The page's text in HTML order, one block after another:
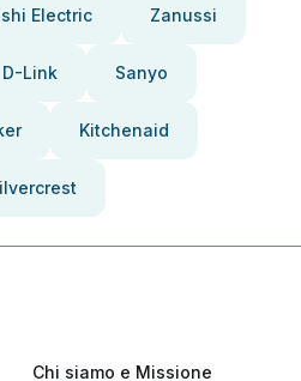
Electric Zanussi
D-Link Sanyo
Kitchenaid
Chi siamo e Missione